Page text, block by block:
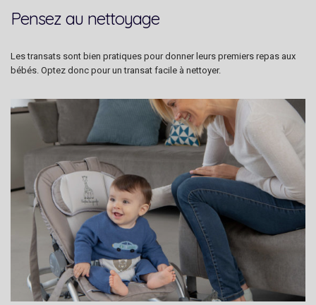
Pensez au nettoyage
Les transats sont bien pratiques pour donner leurs premiers repas aux
bébés. Optez donc pour un transat facile à nettoyer.